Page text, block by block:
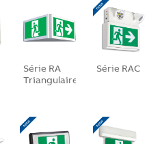
Série RA
Triangulaire
Série RAC